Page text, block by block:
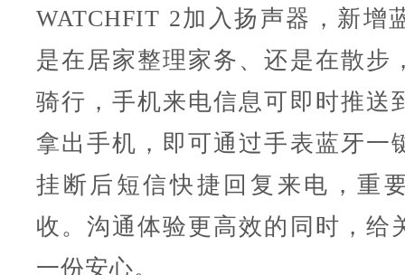
WATCHFIT 2加入扬声器，新增
是在居家整理家务、还是在散步
骑行，手机来电信息可即时推送
拿出手机，即可通过手表蓝牙一
挂断后短信快捷回复来电，重
收。沟通体验更高效的同时，给
一份安心。